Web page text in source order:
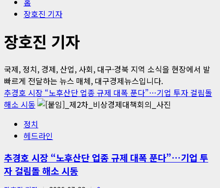
장호진 기자
장호진 기자
국제, 정치, 경제, 산업, 사회, 대구·경북 지역 소식을 현장에서 발
빠르게 전달하는 뉴스 매체, 대구경제뉴스입니다.
추경호 시장 “노후산단 업종 규제 대폭 푼다”…기업 투자 걸림돌
해소 시동
정치
헤드라인
추경호 시장 “노후산단 업종 규제 대폭 푼다”…기업 투
자 걸림돌 해소 시동